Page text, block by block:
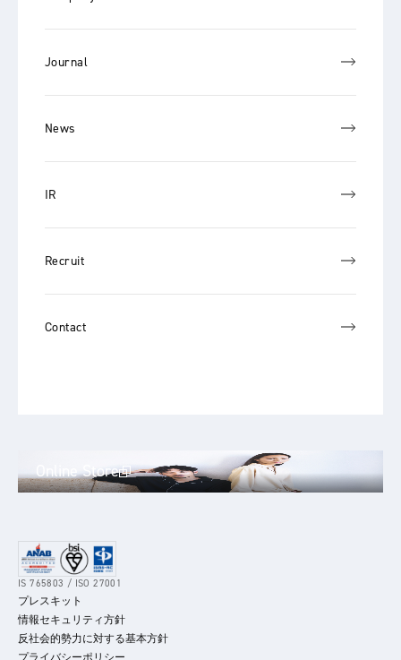
Journal
News
IR
Recruit
Contact
Online Store
IS 765803 / ISO 27001
プレスキット
情報セキュリティ方針
反社会的勢力に対する基本方針
プライバシーポリシー